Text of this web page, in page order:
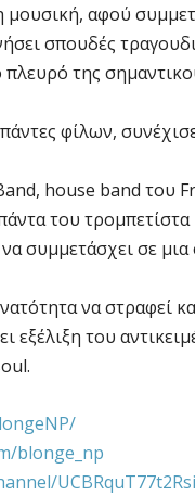
αφού
σπουδές
της
φίλων,
house band του
του
συμμετάσχει σε
να στραφεί
εξέλιξη του
blonge_np